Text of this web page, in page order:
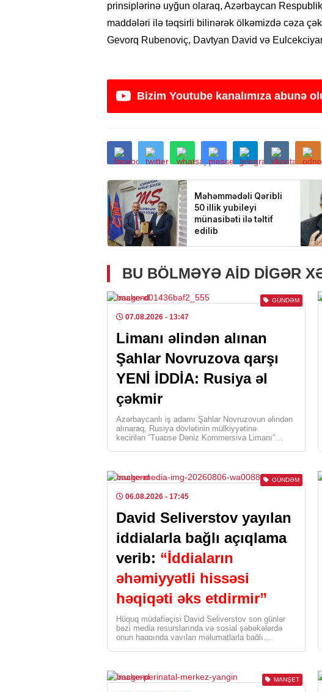
prinsiplərinə uyğun olaraq, Azərbaycan
maddələri ilə təqsirli bilinərək ölkəmizdə cəza
Gevorq Rubenoviç, Davtyan David və
Bizim Youtube kanalımıza abunə
BU BÖLMƏYƏ AID DIGƏR
GÜNDƏM
07.08.2026 - 13:47
Limanı əlindən alınan
Şahlar Novruzova qarşı
YENİ İDDİA: Rusiya əl
çəkmir
Azərbaycanlı iş adamı Şahlar Novruzovun əlindən
alınaraq, Rusiya dövlətinin mülkiyyətinə
keçirilən “Tuapse Dəniz Kommersiya Limanı”
GÜNDƏM
06.08.2026 - 17:45
David Seliverstov yayılan
iddialarla bağlı açıqlama
verib: “İddiaların
əhəmiyyətli hissəsi
həqiqəti əks etdirmir”
Hüquq müdafiəçisi David Seliverstov son günlər
bəzi media resurslarında və sosial şəbəkələrdə
onun haqqında yayılan məlumatlarla bağlı
MANŞET